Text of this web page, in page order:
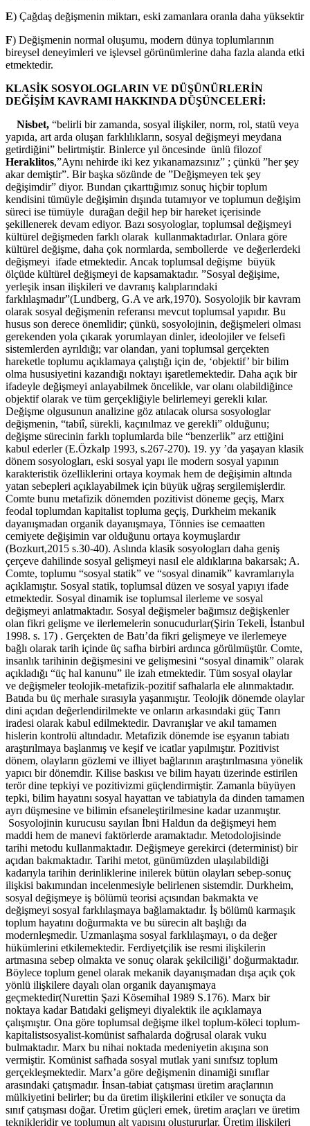
E) Çağdaş değişmenin miktarı, eski zamanlara oranla daha yüksektir
F) Değişmenin normal oluşumu, modern dünya toplumlarının
bireysel deneyimleri ve işlevsel görünümlerine daha fazla alanda etki
etmektedir.
KLASİK SOSYOLOGLARIN VE DÜŞÜNÜRLERİN
DEĞİŞİM KAVRAMI HAKKINDA DÜŞÜNCELERİ:
Nisbet, “belirli bir zamanda, sosyal ilişkiler, norm, rol, statü veya
yapıda, art arda oluşan farklılıkların, sosyal değişmeyi meydana
getirdiğini” belirtmiştir. Binlerce yıl öncesinde ünlü filozof
Heraklitos,”Aynı nehirde iki kez yıkanamazsınız” ; çünkü ”her şey
akar demiştir”. Bir başka sözünde de ”Değişmeyen tek şey
değişimdir” diyor. Bundan çıkarttığımız sonuç hiçbir toplum
kendisini tümüyle değişimin dışında tutamıyor ve toplumun değişim
süreci ise tümüyle durağan değil hep bir hareket içerisinde
şekillenerek devam ediyor. Bazı sosyologlar, toplumsal değişmeyi
kültürel değişmeden farklı olarak kullanmaktadırlar. Onlara göre
kültürel değişme, daha çok normlarda, sembollerde ve değerlerdeki
değişmeyi ifade etmektedir. Ancak toplumsal değişme büyük
ölçüde kültürel değişmeyi de kapsamaktadır. ”Sosyal değişime,
yerleşik insan ilişkileri ve davranış kalıplarındaki
farklılaşmadır”(Lundberg, G.A ve ark,1970). Sosyolojik bir kavram
olarak sosyal değişmenin referansı mevcut toplumsal yapıdır. Bu
husus son derece önemlidir; çünkü, sosyolojinin, değişmeleri olması
gerekenden yola çıkarak yorumlayan dinler, ideolojiler ve felsefi
sistemlerden ayrıldığı; var olandan, yani toplumsal gerçekten
hareketle toplumu açıklamaya çalıştığı için de, ‘objektif’ bir bilim
olma hususiyetini kazandığı noktayı işaretlemektedir. Daha açık bir
ifadeyle değişmeyi anlayabilmek öncelikle, var olanı olabildiğince
objektif olarak ve tüm gerçekliğiyle belirlemeyi gerekli kılar.
Değişme olgusunun analizine göz atılacak olursa sosyologlar
değişmenin, “tabiî, sürekli, kaçınılmaz ve gerekli” olduğunu;
değişme sürecinin farklı toplumlarda bile “benzerlik” arz ettiğini
kabul ederler (E.Özkalp 1993, s.267-270). 19. yy ’da yaşayan klasik
dönem sosyologları, eski sosyal yapı ile modern sosyal yapının
karakteristik özelliklerini ortaya koymak hem de değişimin altında
yatan sebepleri açıklayabilmek için büyük uğraş sergilemişlerdir.
Comte bunu metafizik dönemden pozitivist döneme geçiş, Marx
feodal toplumdan kapitalist topluma geçiş, Durkheim mekanik
dayanışmadan organik dayanışmaya, Tönnies ise cemaatten
cemiyete değişimin var olduğunu ortaya koymuşlardır
(Bozkurt,2015 s.30-40). Aslında klasik sosyologları daha geniş
çerçeve dahilinde sosyal gelişmeyi nasıl ele aldıklarına bakarsak; A.
Comte, toplumu “sosyal statik” ve “sosyal dinamik” kavramlarıyla
açıklamıştır. Sosyal statik, toplumsal düzen ve sosyal yapıyı ifade
etmektedir. Sosyal dinamik ise toplumsal ilerleme ve sosyal
değişmeyi anlatmaktadır. Sosyal değişmeler bağımsız değişkenler
olan fikri gelişme ve ilerlemelerin sonucudurlar(Şirin Tekeli, İstanbul
1998. s. 17) . Gerçekten de Batı’da fikri gelişmeye ve ilerlemeye
bağlı olarak tarih içinde üç safha birbiri ardınca görülmüştür. Comte,
insanlık tarihinin değişmesini ve gelişmesini “sosyal dinamik” olarak
açıkladığı “üç hal kanunu” ile izah etmektedir. Tüm sosyal olaylar
ve değişmeler teolojik-metafizik-pozitif safhalarla ele alınmaktadır.
Batıda bu üç merhale sırasıyla yaşanmıştır. Teolojik dönemde olaylar
dini açıdan değerlendirilmekte ve onların arkasındaki güç Tanrı
iradesi olarak kabul edilmektedir. Davranışlar ve akıl tamamen
hislerin kontrolü altındadır. Metafizik dönemde ise eşyanın tabiatı
araştırılmaya başlanmış ve keşif ve icatlar yapılmıştır. Pozitivist
dönem, olayların gözlemi ve illiyet bağlarının araştırılmasına yönelik
yapıcı bir dönemdir. Kilise baskısı ve bilim hayatı üzerinde estirilen
terör dine tepkiyi ve pozitivizmi güçlendirmiştir. Zamanla büyüyen
tepki, bilim hayatını sosyal hayattan ve tabiatıyla da dinden tamamen
ayrı düşmesine ve bilimin efsaneleştirilmesine kadar uzanmıştır.
Sosyolojinin kurucusu sayılan İbni Haldun da değişmeyi hem
maddi hem de manevi faktörlerde aramaktadır. Metodolojisinde
tarihi metodu kullanmaktadır. Değişmeye gerekirci (determinist) bir
açıdan bakmaktadır. Tarihi metot, günümüzden ulaşılabildiği
kadarıyla tarihin derinliklerine inilerek bütün olayları sebep-sonuç
ilişkisi bakımından incelenmesiyle belirlenen sistemdir. Durkheim,
sosyal değişmeye iş bölümü teorisi açısından bakmakta ve
değişmeyi sosyal farklılaşmaya bağlamaktadır. İş bölümü karmaşık
toplum hayatını doğurmakta ve bu sürecin alt başlığı da
modernleşmedir. Uzmanlaşma sosyal farklılaşmayı, o da değer
hükümlerini etkilemektedir. Ferdiyetçilik ise resmi ilişkilerin
artmasına sebep olmakta ve sonuç olarak şekilciliği’ doğurmaktadır.
Böylece toplum genel olarak mekanik dayanışmadan dışa açık çok
yönlü ilişkilere dayalı olan organik dayanışmaya
geçmektedir(Nurettin Şazi Kösemihal 1989 S.176). Marx bir
noktaya kadar Batıdaki gelişmeyi diyalektik ile açıklamaya
çalışmıştır. Ona göre toplumsal değişme ilkel toplum-köleci toplum-
kapitalistsosyalist-komünist safhalarda doğrusal olarak vuku
bulmaktadır. Marx bu nihai noktada medeniyetin akışına son
vermiştir. Komünist safhada sosyal mutlak yani sınıfsız toplum
gerçekleşmektedir. Marx’a göre değişmenin dinamiği sınıflar
arasındaki çatışmadır. İnsan-tabiat çatışması üretim araçlarının
mülkiyetini belirler; bu da üretim ilişkilerini etkiler ve sonuçta da
sınıf çatışması doğar. Üretim güçleri emek, üretim araçları ve üretim
teknikleridir ve toplumun alt yapısını oluştururlar. Üretim ilişkileri